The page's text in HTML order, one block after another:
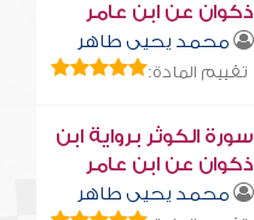
ذكوان عن ابن عامر
محمد يحيى طاهر
تقييم المادة:
سورة الكوثر برواية ابن
ذكوان عن ابن عامر
محمد يحيى طاهر